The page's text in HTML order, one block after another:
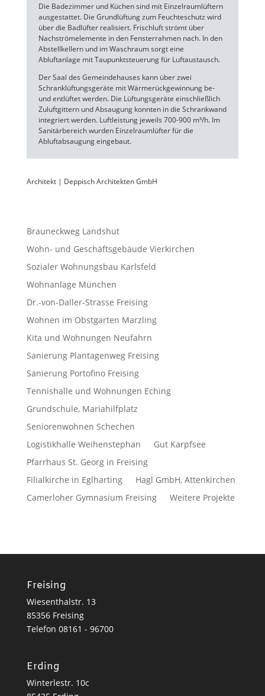
Die Badezimmer und Küchen sind mit Einzelraumlüftern
ausgestattet. Die Grundlüftung zum Feuchteschutz wird
über die Badlüfter realisiert. Frischluft strömt über
Nachströmelemente in den Fensterrahmen nach. In den
Abstellkellern und im Waschraum sorgt eine
Abluftanlage mit Taupunktsteuerung für Luftaustausch.
Der Saal des Gemeindehauses kann über zwei
Schranklüftungsgeräte mit Wärmerückgewinnung be-
und entlüftet werden. Die Lüftungsgeräte einschließlich
Zuluftgittern und Absaugung konnten in die Schrankwand
integriert werden. Luftleistung jeweils 700-900 m³/h. Im
Sanitärbereich wurden Einzelraumlüfter für die
Abluftabsaugung eingebaut.
Architekt | Deppisch Architekten GmbH
Brauneckweg Landshut
Wohn- und Geschäftsgebäude Vierkirchen
Sozialer Wohnungsbau Karlsfeld
Wohnanlage München
Dr.-von-Daller-Strasse Freising
Wohnen im Obstgarten Marzling
Kita und Wohnungen Neufahrn
Sanierung Plantagenweg Freising
Sanierung Portofino Freising
Tennishalle und Wohnungen Eching
Grundschule, Mariahilfplatz
Seniorenwohnen Schechen
Logistikhalle Weihenstephan
Gut Karpfsee
Pfarrhaus St. Georg in Freising
Filialkirche in Eglharting
Hagl GmbH, Attenkirchen
Camerloher Gymnasium Freising
Weitere Projekte
Freising
Wiesenthalstr. 13
85356 Freising
Telefon 08161 - 96700
Erding
Winterlestr. 10c